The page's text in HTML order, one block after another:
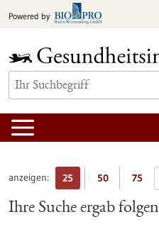
Inhalt
Powered by
anzeigen: 25 50 75
Ihre Suche ergab